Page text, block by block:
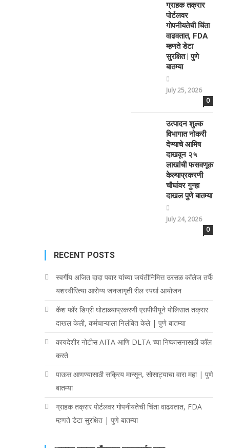
ग्राहक तक्रार
पोर्टलवर
गोपनीयतेची चिंता
वाढवतात, FDA
म्हणते डेटा
सुरक्षित | पुणे
बातम्या
July 25, 2026
0
उत्पादन शुल्क
विभागात नोकरी
देण्याचे आमिष
दाखवून २५
लाखांची फसवणूक
केल्याप्रकरणी
चौघांवर गुन्हा
दाखल पुणे बातम्या
July 24, 2026
0
RECENT POSTS
स्वर्गीय अजित दादा पवार यांच्या जयंतीनिमित्त उरसळ कॉलेज तर्फे
यशस्वीरित्या आरोग्य जनजागृती रील स्पर्धा आयोजन
कॅश फॉर डिग्री घोटाळ्याप्रकरणी एसपीपीयूने पोलिसात तक्रार
दाखल केली, कर्मचाऱ्याला निलंबित केले | पुणे बातम्या
कायदेशीर नोटीस AITA आणि DLTA च्या निष्कासनासाठी कॉल
करते
पाऊस आणण्यासाठी सक्रिय मान्सून, सोसाट्याचा वारा महा | पुणे
बातम्या
ग्राहक तक्रार पोर्टलवर गोपनीयतेची चिंता वाढवतात, FDA
म्हणते डेटा सुरक्षित | पुणे बातम्या